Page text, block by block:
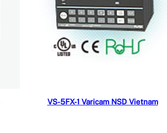
Đọc tiếp
VS-5FX-1 Varicam NSD Vietnam